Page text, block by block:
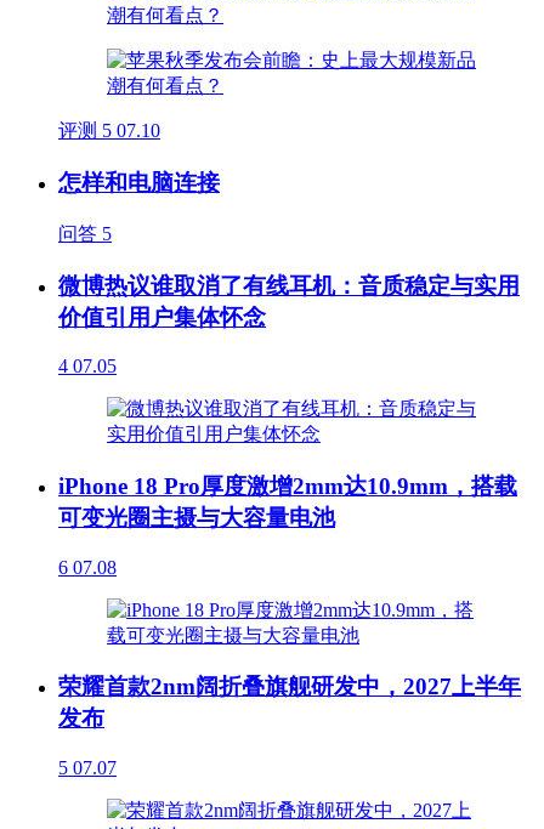
评测 5 07.10
怎样和电脑连接
问答 5
微博热议谁取消了有线耳机：音质稳定与实用
价值引用户集体怀念
4 07.05
iPhone 18 Pro厚度激增2mm达10.9mm，搭载
可变光圈主摄与大容量电池
6 07.08
荣耀首款2nm阔折叠旗舰研发中，2027上半年
发布
5 07.07